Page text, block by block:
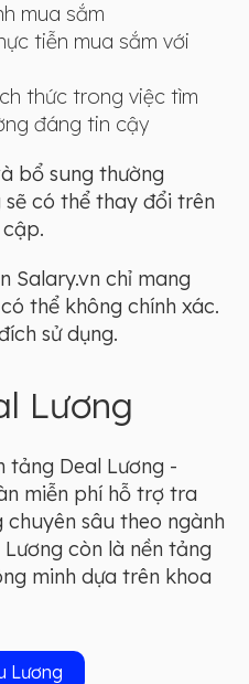
mua sắm
tiễn mua sắm với
thức trong việc tìm
đáng tin cậy
bổ sung thường
có thể thay đổi trên
Salary.vn chỉ mang
thể không chính xác.
sử dụng.
Lương
tảng Deal Lương -
miễn phí hỗ trợ tra
sâu theo ngành
còn là nền tảng
minh dựa trên khoa
Lương